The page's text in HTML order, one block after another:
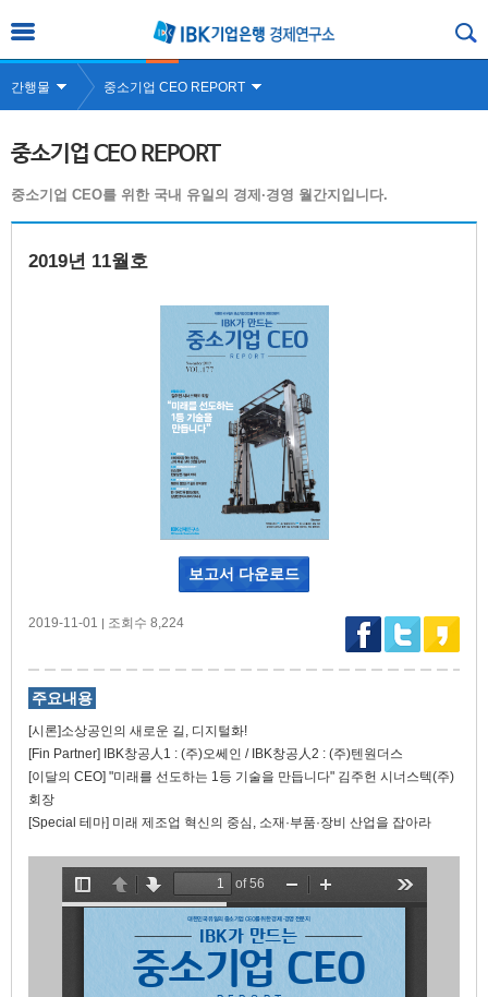
간행물 중소기업 CEO REPORT
중소기업 CEO REPORT
중소기업 CEO를 위한 국내 유일의 경제·경영 월간지입니다.
보고서 다운로드
2019년 11월호
주요내용
[시론]소상공인의 새로운 길, 디지털화!
[Fin Partner] IBK창공人1 : (주)오쎄인 / IBK창공人2 : (주)텐원더스
[이달의 CEO] "미래를 선도하는 1등 기술을 만듭니다" 김주헌 시너스텍(주)
회장
[Special 테마] 미래 제조업 혁신의 중심, 소재·부품·장비 산업을 잡아라
2019-11-01 | 조회수 8,224